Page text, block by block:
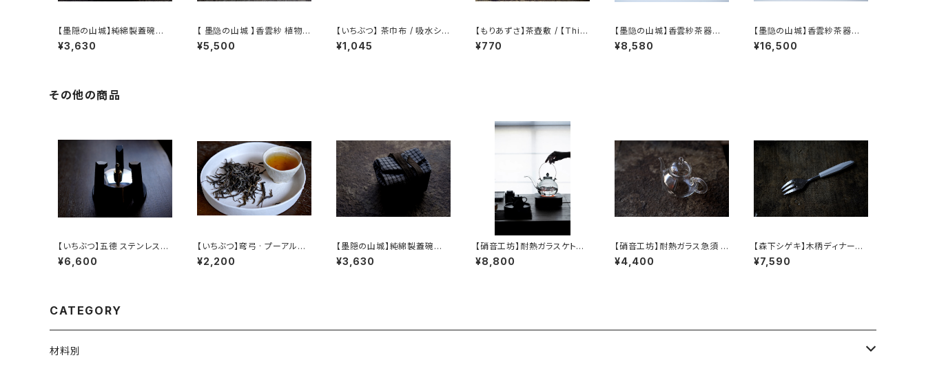
【墨隠の山城】純綿製蓋碗袋
内【 【 墨隐の山城 】香雲紗 植
物染仕覆 めカップ袋 【 Ink &
¥3,630
【 墨隐の山城 】香雲紗 植物染
仕覆 めカップ袋 【 Ink & Mo
untain Tea Atelier】Tea C
¥5,500
【いちぶつ】 茶巾布 / 吸水シー
ト (カビが生えない)
¥1,045
【もりあずさ】茶壺敷 / 【Thist
le】Teapot Coaster
¥770
【墨隐の山城】香雲紗茶器収
納バッグ 「内袋分離式のアウ
トドアティーバッグ」
¥8,580
【墨隐の山城】香雲紗茶器収
納バッグ 「内袋分離式のアウ
トドアティーバッグ」
¥16,500
その他の商品
【いちぶつ】五德 ステンレス製
アルコールランプ /【 ichibutu
】Trivet stainless steel al
¥6,600
【いちぶつ】弯弓 · プーアル茶
（生茶） 【 ichibutu 】 Pu-erh
Tea
¥2,200
【墨隠の山城】純綿製蓋碗袋
内【 【 墨隐の山城 】香雲紗 植
物染仕覆 めカップ袋 【 Ink &
¥3,630
【硝音工坊】耐熱ガラスケトル
【 Shione Studio】Heat-re
sistant Glass Kettle
¥8,800
【硝音工坊】耐熱ガラス急須 【
Shione Studio】Borosilica
te glass teapot
¥4,400
【森下シゲキ】木柄ディナーフ
ォーク /【Shigeki Morishit
a】wooden-handle dinner
¥7,590
CATEGORY
材料別